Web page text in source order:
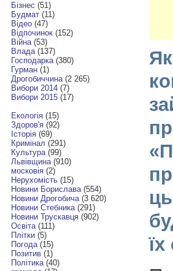
Бізнес (51)
Будмат(11)
Відео(47)
Відпочинок(152)
Війна(53)
Влада(137)
Господарка(380)
Гурман(1)
Дрогобиччина(2 265)
Вибори 2014(7)
Вибори 2015(17)
Екологія(15)
Здоров'я(92)
Історія(69)
Кримінал (291)
Культура(99)
Львівщина(910)
московія(2)
Нерухомість(15)
Новини Борислава(554)
Новини Дрогобича(3 620)
Новини Стебника(291)
Новини Трускавця(902)
Освіта(111)
Плітки(5)
Погода(15)
Позитив(1)
Політика(40)